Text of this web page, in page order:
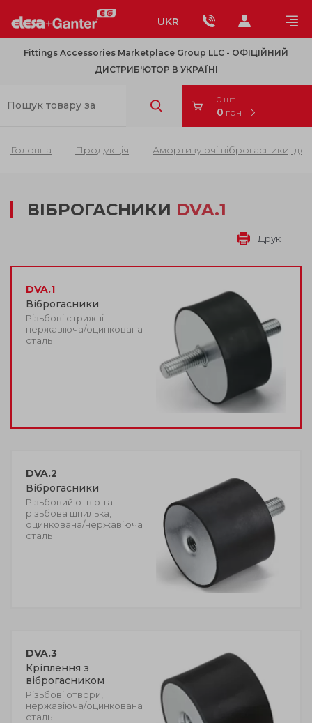
UKR
Fittings Accessories Marketplace Group LLC - OФІЦІЙНИЙ
ДИСТРИБ'ЮТОР В УКРАЇНІ
0 шт.
0 грн
Головна Продукція Амортизуючі віброгасники,
ВІБРОГАСНИКИ DVA.1
Друк
DVA.1
Віброгасники
Різьбові стрижні
нержавіюча/оцинкована
сталь
DVA.2
Віброгасники
Різьбовий отвір та
різьбова шпилька,
оцинкована/нержавіюча
сталь
DVA.3
Кріплення з
віброгасником
Різьбові отвори,
нержавіюча/оцинкована
сталь